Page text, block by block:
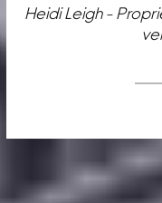
Heidi Leigh -